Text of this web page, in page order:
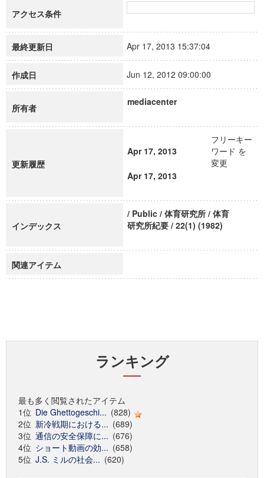
アクセス条件
最終更新日 Apr 17, 2013 15:37:04
作成日 Jun 12, 2012 09:00:00
所有者
mediacenter
更新履歴
Apr 17, 2013
フリーキー
ワード を
変更
Apr 17, 2013
インデックス
/ Public / 体育研究所 / 体育
研究所紀要 / 22(1) (1982)
関連アイテム
ランキング
最も多く閲覧されたアイテム
1位 Die Ghettogeschi... (828)
2位 新冷戦期における... (689)
3位 通信の安全保障に... (676)
4位 ショート動画の効... (658)
5位 J.S. ミルの社会... (620)